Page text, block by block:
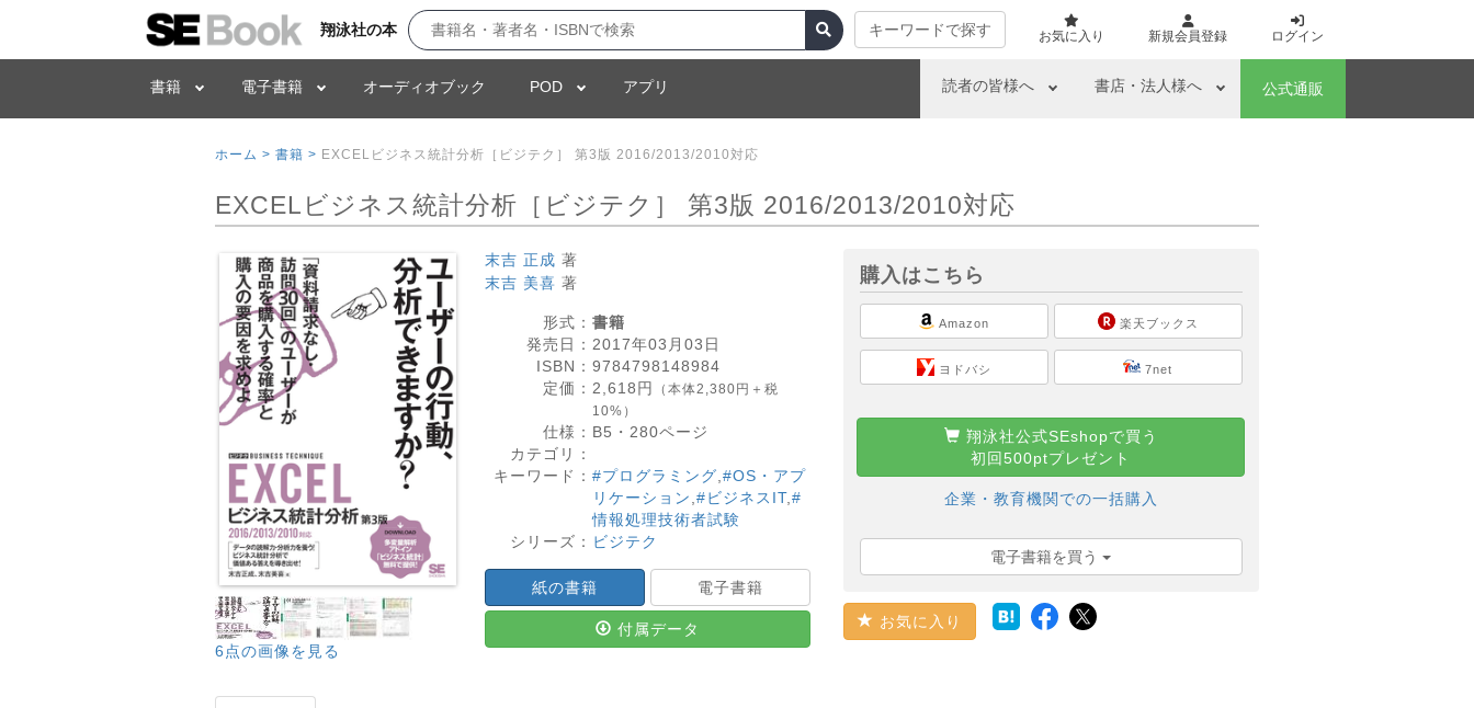
翔泳社の本 キーワードで探す お気に入り 新規会員登録 ログイン
書籍 電子書籍 オーディオブック POD アプリ 読者の皆様へ 書店・法人様へ 公式通販
ホーム > 書籍 > EXCELビジネス統計分析［ビジテク］ 第3版 2016/2013/2010対応
EXCELビジネス統計分析［ビジテク］ 第3版 2016/2013/2010対応
6点の画像を見る
末吉 正成 著
末吉 美喜 著
形式： 書籍
発売日： 2017年03月03日
ISBN： 9784798148984
定価： 2,618 円
（本体2,380円＋税
10%）
仕様： B5・ 280ページ
カテゴリ：
キーワード： #プログラミング #OS・アプ
リケーション #ビジネスIT, #
情報処理技術者試験
シリーズ： ビジテク
紙の書籍 電子書籍
付属データ
購入はこちら
Amazon
ヨドバシ
楽天ブックス
7net
翔泳社公式SEshopで買う
初回500ptプレゼント
企業・教育機関での一括購入
電子書籍を買う
お気に入り